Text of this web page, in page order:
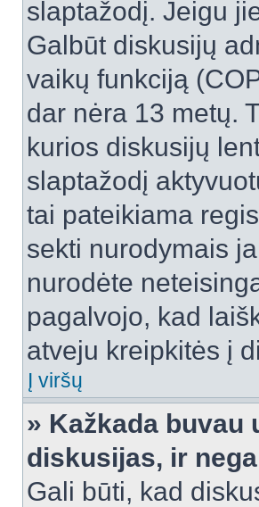
slaptažodį. Jeigu
Galbūt diskusijų
vaikų funkciją
dar nėra 13 metų.
kurios diskusijų
slaptažodį
tai pateikiama
sekti nurodymais
nurodėte
pagalvojo, kad
atveju kreipkitės į
Į viršų
» Kažkada buvau
diskusijas, ir
Gali būti, kad